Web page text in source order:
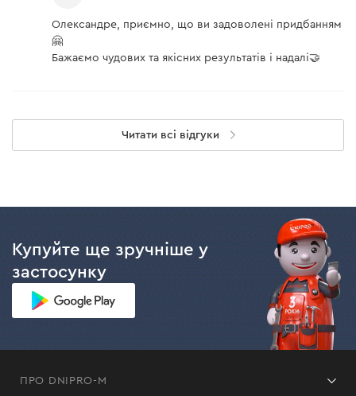
Олександре, приємно, що ви задоволені придбанням
🤗
Бажаємо чудових та якісних результатів і надалі🤝
Читати всі відгуки
Купуйте ще зручніше у
застосунку
ПРО DNIPRO-M